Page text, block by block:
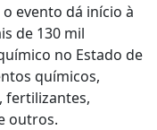
evento dá início à
de 130 mil
no Estado de
químicos,
fertilizantes,
outros.